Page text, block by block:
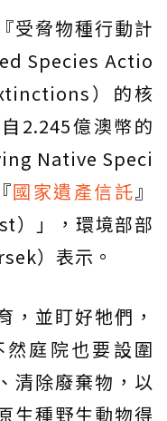
受脅物種行動計
Species Actio
）的核
2.245億澳幣的
Native Speci
國家遺產信託』
）」，環境部部
）表示。
，並盯好牠們，
庭院也要設圍
清除廢棄物，以
生種野生動物得